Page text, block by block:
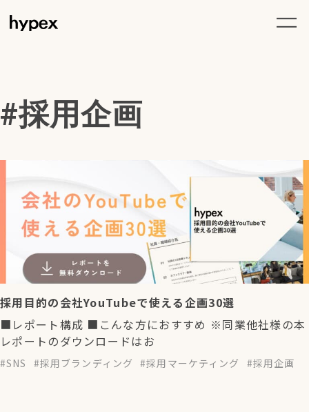
採用企画
採用目的の会社YouTubeで使える企画30選
■レポート構成 ■こんな方におすすめ ※同業他社様の本
レポートのダウンロードはお
SNS 採用ブランディング 採用マーケティング 採用企画